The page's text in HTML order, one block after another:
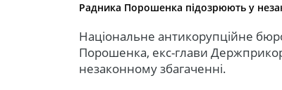
Радника Порошенка підозрюють у
Національне антикорупційне
Порошенка, екс-глави
незаконному збагаченні.